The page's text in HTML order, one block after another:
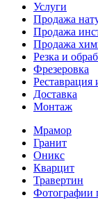
Услуги
Продажа
Продажа
Продажа
Резка и
Фрезеровка
Реставрация
Доставка
Монтаж
Мрамор
Гранит
Оникс
Кварцит
Травертин
Фотографии